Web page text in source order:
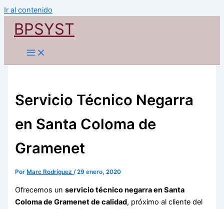
Ir al contenido
BPSYST
Servicio Técnico Negarra
en Santa Coloma de
Gramenet
Por Marc Rodríguez/29 enero, 2020
Ofrecemos unservicio técnico negarra en Santa
Coloma de Gramenet de calidad, próximo al cliente del